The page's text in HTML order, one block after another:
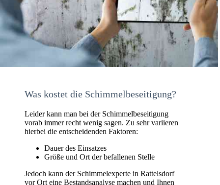
Was kostet die Schimmelbeseitigung?
Leider kann man bei der Schimmelbeseitigung
vorab immer recht wenig sagen. Zu sehr variieren
hierbei die entscheidenden Faktoren:
Dauer des Einsatzes
Größe und Ort der befallenen Stelle
Jedoch kann der Schimmelexperte in Rattelsdorf
vor Ort eine Bestandsanalyse machen und Ihnen